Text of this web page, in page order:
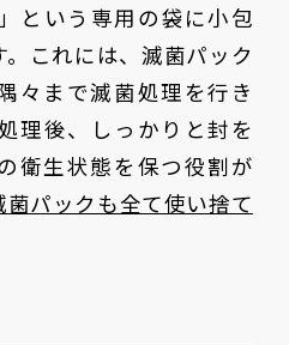
という専用の袋に小包
これには、滅菌パック
々まで滅菌処理を行き
理後、しっかりと封を
衛生状態を保つ役割が
菌パックも全て使い捨て